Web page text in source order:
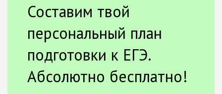
Составим твой
персональный план
подготовки к ЕГЭ.
Абсолютно бесплатно!